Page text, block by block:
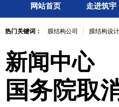
网站首页 走进筑宇
热门关键词： 膜结构公司 膜结构设计
新闻中心
国务院取